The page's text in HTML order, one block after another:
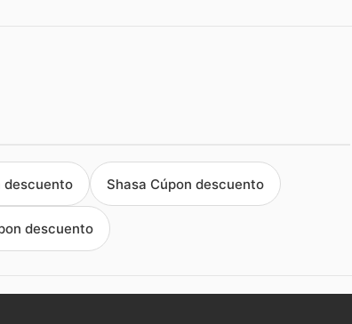
descuento Shasa Cúpon descuento
descuento